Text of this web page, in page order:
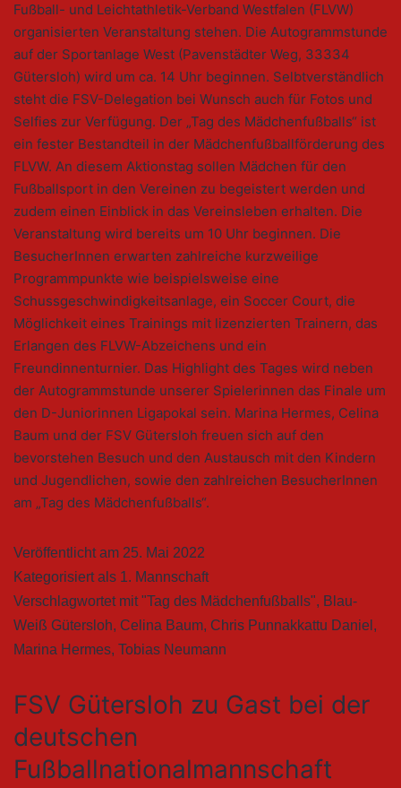
Fußball- und Leichtathletik-Verband Westfalen (FLVW)
organisierten Veranstaltung stehen. Die Autogrammstunde
auf der Sportanlage West (Pavenstädter Weg, 33334
Gütersloh) wird um ca. 14 Uhr beginnen. Selbtverständlich
steht die FSV-Delegation bei Wunsch auch für Fotos und
Selfies zur Verfügung. Der „Tag des Mädchenfußballs“ ist
ein fester Bestandteil in der Mädchenfußballförderung des
FLVW. An diesem Aktionstag sollen Mädchen für den
Fußballsport in den Vereinen zu begeistert werden und
zudem einen Einblick in das Vereinsleben erhalten. Die
Veranstaltung wird bereits um 10 Uhr beginnen. Die
BesucherInnen erwarten zahlreiche kurzweilige
Programmpunkte wie beispielsweise eine
Schussgeschwindigkeitsanlage, ein Soccer Court, die
Möglichkeit eines Trainings mit lizenzierten Trainern, das
Erlangen des FLVW-Abzeichens und ein
Freundinnenturnier. Das Highlight des Tages wird neben
der Autogrammstunde unserer Spielerinnen das Finale um
den D-Juniorinnen Ligapokal sein. Marina Hermes, Celina
Baum und der FSV Gütersloh freuen sich auf den
bevorstehen Besuch und den Austausch mit den Kindern
und Jugendlichen, sowie den zahlreichen BesucherInnen
am „Tag des Mädchenfußballs“.
Veröffentlicht am 25. Mai 2022
Kategorisiert als 1. Mannschaft
Verschlagwortet mit"Tag des Mädchenfußballs", Blau-
Weiß Gütersloh, Celina Baum, Chris Punnakkattu Daniel ,
Marina Hermes, Tobias Neumann
FSV Gütersloh zu Gast bei der
deutschen
Fußballnationalmannschaft